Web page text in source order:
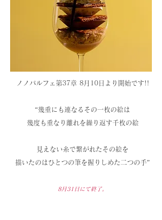
ノノパルフェ第37章 8月10日より開始です!!
“幾重にも連なるその一枚の絵は
幾度も重なり離れを繰り返す千枚の絵
見えない糸で繋がれたその絵を
描いたのはひとつの筆を握りしめた二つの手”
8月31 日にて終了。